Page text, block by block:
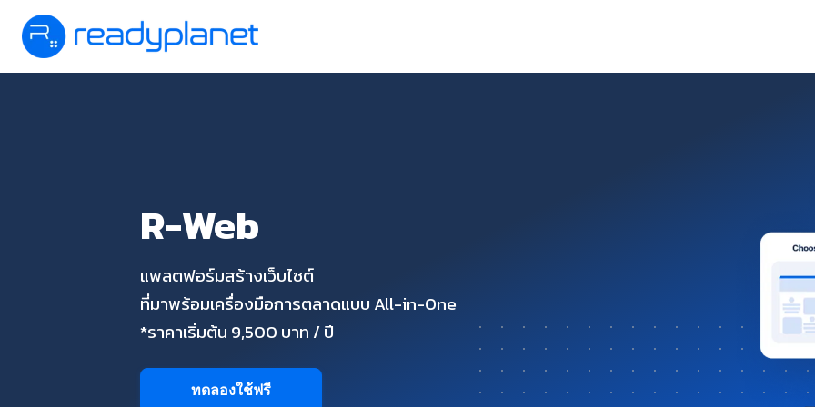
R-Web
แพลตฟอร์มสร้างเว็บไซต์
ที่มาพร้อมเครื่องมือการตลาดแบบ All-in-One
*ราคาเริ่มต้น 9,500 บาท / ปี
ทดลองใช้ฟรี